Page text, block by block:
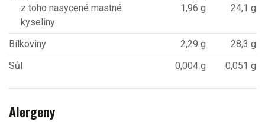
z toho nasycené mastné
kyseliny
1,96 g
24,1 g
Bílkoviny 2,29 g
28,3 g
Sůl
0,004 g 0,051 g
Alergeny